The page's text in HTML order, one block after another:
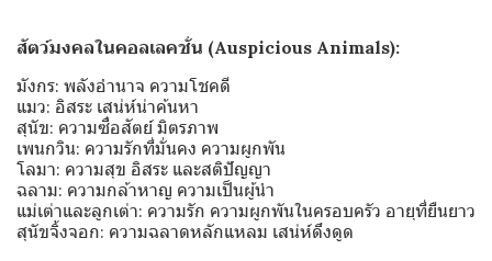
สัตว์มงคลในคอลเลคชั่น (Auspicious Animals):
มังกร: พลังอำนาจ ความโชคดี
แมว: อิสระ เสน่ห์น่าค้นหา
สุนัข: ความซื่อสัตย์ มิตรภาพ
เพนกวิน: ความรักที่มั่นคง ความผูกพัน
โลมา: ความสุข อิสระ และสติปัญญา
ฉลาม: ความกล้าหาญ ความเป็นผู้นำ
แม่เต่าและลูกเต่า: ความรัก ความผูกพันในครอบครัว อายุที่ยืนยาว
สุนัขจิ้งจอก: ความฉลาดหลักแหลม เสน่ห์ดึงดูด